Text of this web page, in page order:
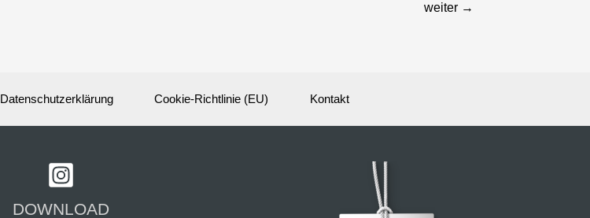
weiter →
Datenschutzerklärung Cookie-Richtlinie (EU) Kontakt
DOWNLOAD